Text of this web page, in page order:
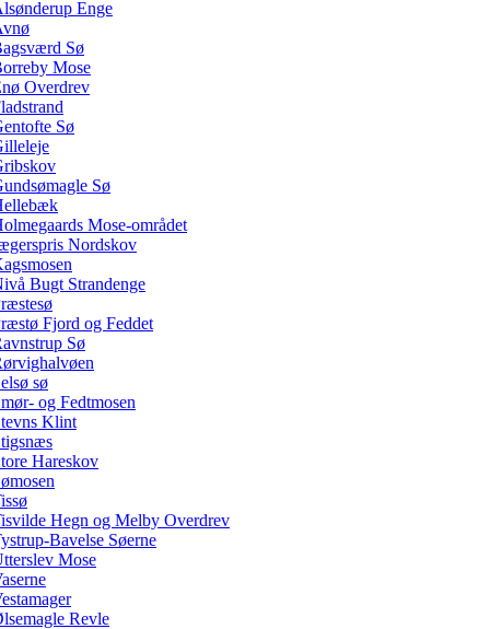
Enge
Sø
Mose
Overdrev
Sø
Sø
Mose-området
Nordskov
Bugt Strandenge
Fjord og Feddet
Sø
sø
og Fedtmosen
Klint
Hareskov
Hegn og Melby Overdrev
Bavelse Søerne
Mose
Revle